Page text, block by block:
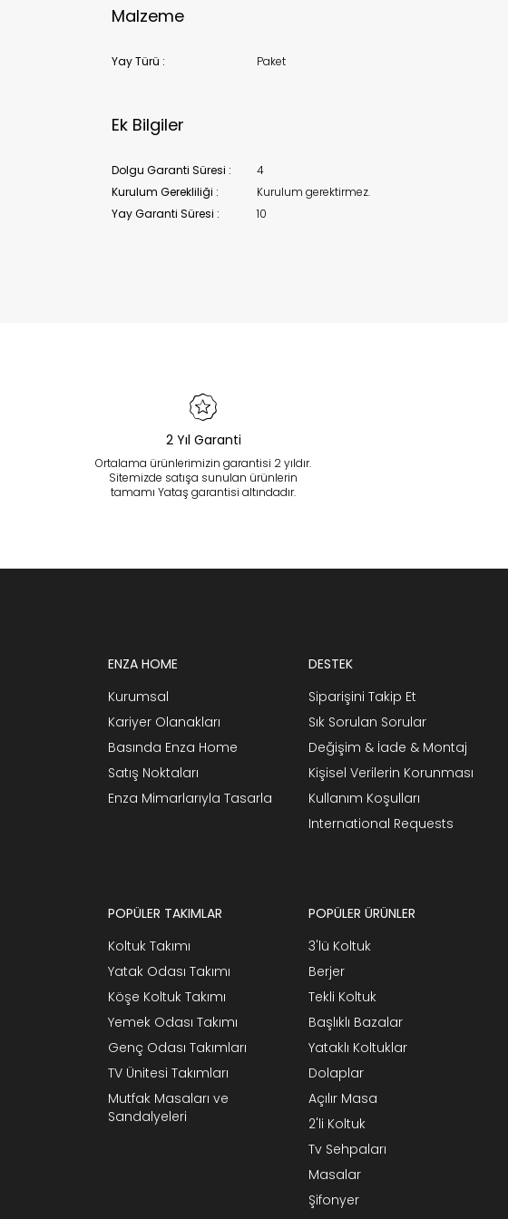
Malzeme
Yay Türü : Paket
Ek Bilgiler
Dolgu Garanti Süresi :
4
Kurulum Gerekliliği :
Kurulum gerektirmez.
Yay Garanti Süresi :
10
2 Yıl Garanti
Ortalama ürünlerimizin garantisi 2 yıldır.
Sitemizde satışa sunulan ürünlerin
tamamı Yataş garantisi altındadır.
ENZA HOME
Kurumsal
Kariyer Olanakları
Basında Enza Home
Satış Noktaları
Enza Mimarlarıyla Tasarla
DESTEK
Siparişini Takip Et
Sık Sorulan Sorular
Değişim & İade & Montaj
Kişisel Verilerin Korunması
Kullanım Koşulları
International Requests
POPÜLER TAKIMLAR
Koltuk Takımı
Yatak Odası Takımı
Köşe Koltuk Takımı
Yemek Odası Takımı
Genç Odası Takımları
TV Ünitesi Takımları
Mutfak Masaları ve
Sandalyeleri
POPÜLER ÜRÜNLER
3'lü Koltuk
Berjer
Tekli Koltuk
Başlıklı Bazalar
Yataklı Koltuklar
Dolaplar
Açılır Masa
2'li Koltuk
Tv Sehpaları
Masalar
Şifonyer